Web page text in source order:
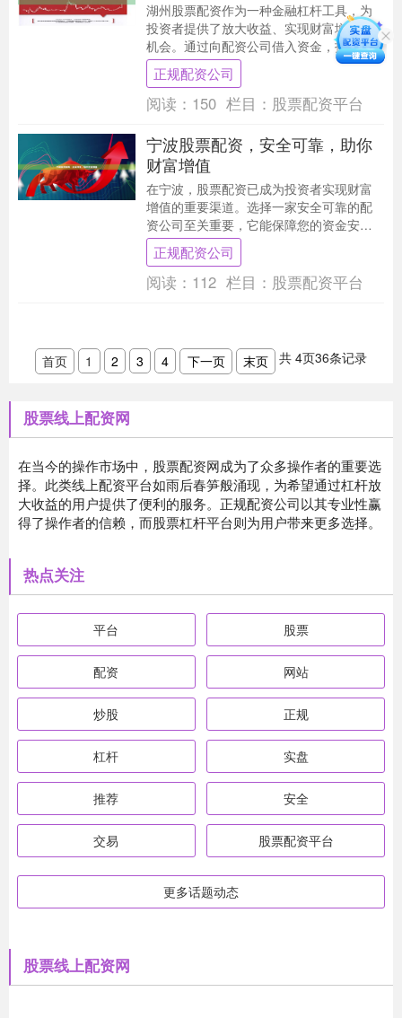
湖州股票配资作为一种金融杠杆工具，为
投资者提供了放大收益、实现财富增值的
机会。通过向配资公司借入资金，投资者
可以扩大自己的投资规模，从而获得更高
的潜在收益。 *....
正规配资公司
阅读： 150 栏目： 股票配资平台
宁波股票配资，安全可靠，助你
财富增值
在宁波，股票配资已成为投资者实现财富
增值的重要渠道。选择一家安全可靠的配
资公司至关重要，它能保障您的资金安全
和投资收益。 宁波某配资公司以其雄厚的
实力和完善的风....
正规配资公司
阅读： 112 栏目： 股票配资平台
首页 1 2 3 4 下一页 末页 共4页36条记录
股票线上配资网
在当今的操作市场中，股票配资网成为了众多操作者的重要选
择。此类线上配资平台如雨后春笋般涌现，为希望通过杠杆放
大收益的用户提供了便利的服务。正规配资公司以其专业性赢
得了操作者的信赖，而股票杠杆平台则为用户带来更多选择。
热点关注
平台 股票
配资 网站
炒股 正规
杠杆 实盘
推荐 安全
交易 股票配资平台
更多话题动态
股票线上配资网